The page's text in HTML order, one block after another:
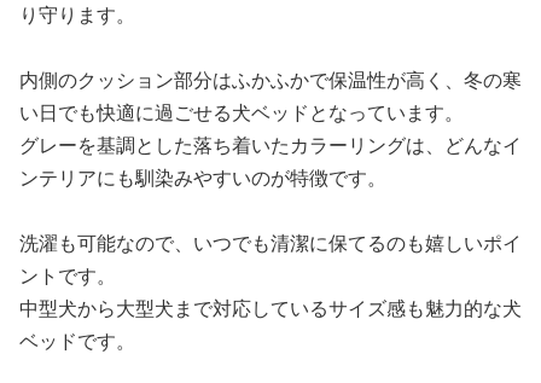
り守ります。
内側のクッション部分はふかふかで保温性が高く、冬の寒
い日でも快適に過ごせる犬ベッドとなっています。
グレーを基調とした落ち着いたカラーリングは、どんなイ
ンテリアにも馴染みやすいのが特徴です。
洗濯も可能なので、いつでも清潔に保てるのも嬉しいポイ
ントです。
中型犬から大型犬まで対応しているサイズ感も魅力的な犬
ベッドです。